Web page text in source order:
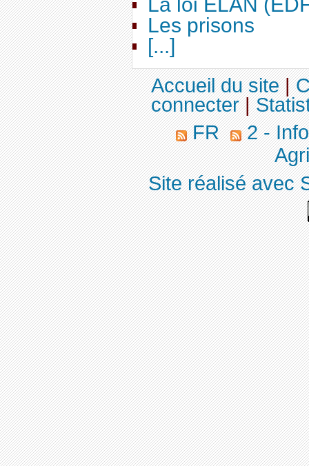
Les prisons
[...]
Accueil du site|
connecter|
FR
2 -
Site réalisé avec